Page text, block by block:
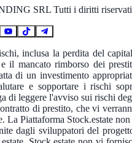
SRL Tutti i diritti riservati
inclusa la perdita del
il mancato rimborso dei
di un investimento
e sopportare i rischi
di leggere l'avviso sui rischi
di prestito, che vi
La Piattaforma Stock.estate non
dagli sviluppatori del